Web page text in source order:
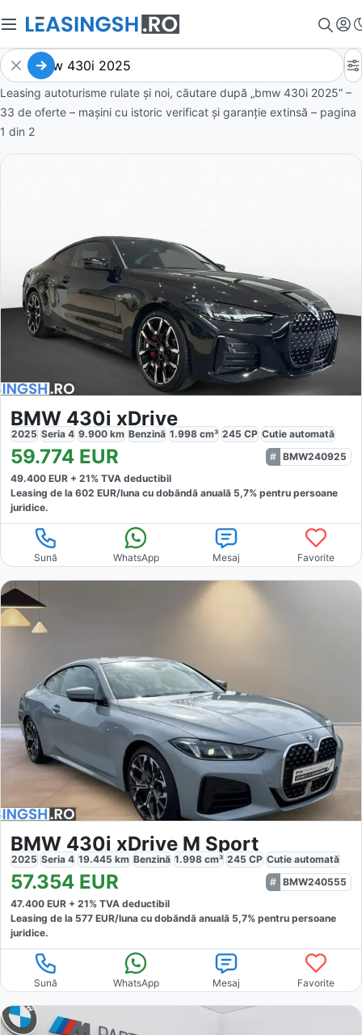
Leasing autoturisme rulate și noi, căutare după „bmw 430i 2025” –
33 de oferte – mașini cu istoric verificat și garanție extinsă – pagina
1 din 2
BMW 430i xDrive
2025 Seria 4 9.900 km Benzină 1.998 cm³ 245 CP Cutie automată
59.774 EUR
BMW240925
49.400 EUR + 21% TVA deductibil
Leasing de la 602 EUR/luna cu dobăndă anuală 5,7% pentru persoane
juridice.
Sună WhatsApp Mesaj Favorite
BMW 430i xDrive M Sport
2025 Seria 4 19.445 km Benzină 1.998 cm³ 245 CP Cutie automată
57.354 EUR
BMW240555
47.400 EUR + 21% TVA deductibil
Leasing de la 577 EUR/luna cu dobăndă anuală 5,7% pentru persoane
juridice.
Sună WhatsApp Mesaj Favorite